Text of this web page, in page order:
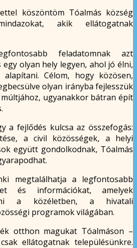
köszöntöm Tóalmás község
akik ellátogatnak
feladatomnak azt
olyan hely legyen, ahol jó élni,
Célom, hogy közösen,
olyan irányba fejlesszük
ugyanakkor bátran épít
a fejlődés kulcsa az összefogás:
a civil közösségek, a helyi
együtt gondolkodnak, Tóalmás
megtalálhatja a legfontosabb
és információkat, amelyek
a közéletben, a hivatali
programok világában.
otthon magukat Tóalmáson –
ellátogatnak településünkre.